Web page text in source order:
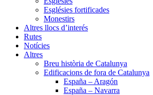
Esglésies fortificades
Monestirs
Altres llocs d’interés
Rutes
Notícies
Altres
Breu història de Catalunya
Edificacions de fora de Catalunya
España – Aragón
España – Navarra